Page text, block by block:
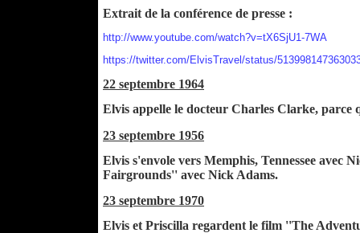
Extrait de la conférence de presse :
http://www.youtube.com/watch?v=tX6SjU1-7WA
https://twitter.com/ElvisTravel/status/
22 septembre 1964
Elvis appelle le docteur Charles Clarke, parce
23 septembre 1956
Elvis s'envole vers Memphis, Tennessee avec
Fairgrounds'' avec Nick Adams.
23 septembre 1970
Elvis et Priscilla regardent le film ''The